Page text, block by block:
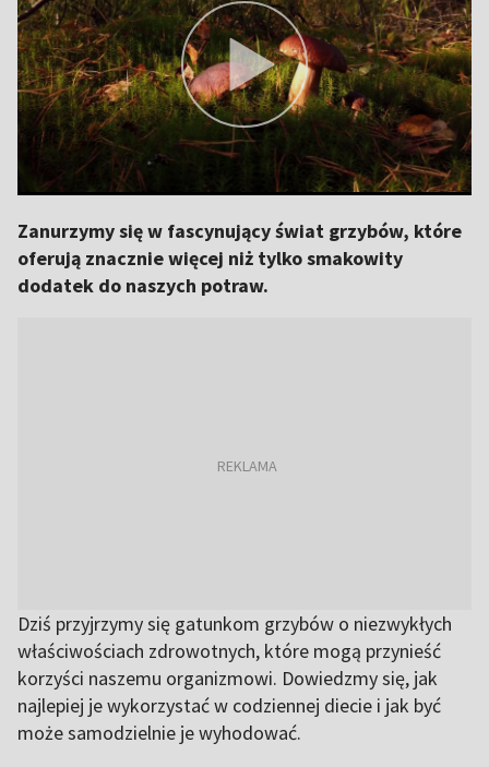
Zanurzymy się w fascynujący świat grzybów, które
oferują znacznie więcej niż tylko smakowity
dodatek do naszych potraw.
Dziś przyjrzymy się gatunkom grzybów o niezwykłych
właściwościach zdrowotnych, które mogą przynieść
korzyści naszemu organizmowi. Dowiedzmy się, jak
najlepiej je wykorzystać w codziennej diecie i jak być
może samodzielnie je wyhodować.